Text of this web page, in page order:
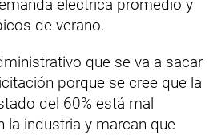
eléctrica promedio y
de verano.
que se va a sacar
porque se cree que la
del 60% está mal
la industria y marcan que